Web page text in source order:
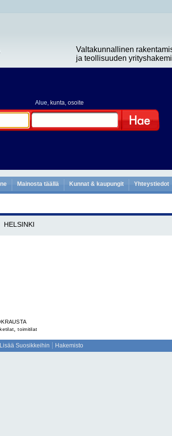
Valtakunnallinen
ja teollisuuden
Alue, kunta, osoite
Mainosta täällä Kunnat & kaupungit Yhteystiedot
HELSINKI
,toimitilat
Lisää Suosikkeihin Hakemisto